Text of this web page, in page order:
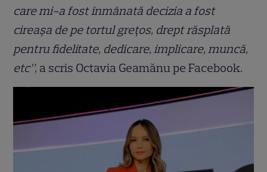
care mi-a fost înmânată decizia a fost
cireașa de pe tortul grețos, drept răsplată
pentru fidelitate, dedicare, implicare, muncă,
etc”, a scris Octavia Geamănu pe Facebook.